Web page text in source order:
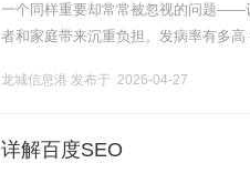
一个同样重要却常常被忽视的问题——
者和家庭带来沉重负担。发病率有多
龙城信息港 发布于 2026-04-27
详解百度SEO